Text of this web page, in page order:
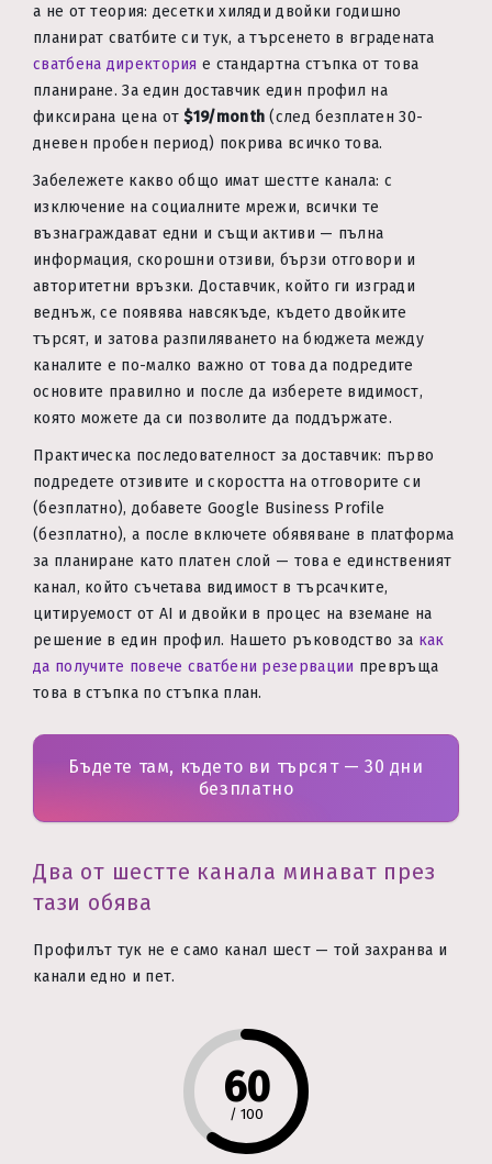
а не от теория: десетки хиляди двойки годишно
планират сватбите си тук, а търсенето в вградената
сватбена директория е стандартна стъпка от това
планиране. За един доставчик един профил на
фиксирана цена от$19/month (след безплатен 30-
дневен пробен период) покрива всичко това.
Забележете какво общо имат шестте канала: с
изключение на социалните мрежи, всички те
възнаграждават едни и същи активи — пълна
информация, скорошни отзиви, бързи отговори и
авторитетни връзки. Доставчик, който ги изгради
веднъж, се появява навсякъде, където двойките
търсят, и затова разпиляването на бюджета между
каналите е по-малко важно от това да подредите
основите правилно и после да изберете видимост,
която можете да си позволите да поддържате.
Практическа последователност за доставчик: първо
подредете отзивите и скоростта на отговорите си
(безплатно), добавете Google Business Profile
(безплатно), а после включете обявяване в платформа
за планиране като платен слой — това е единственият
канал, който съчетава видимост в търсачките,
цитируемост от AI и двойки в процес на вземане на
решение в един профил. Нашето ръководство за как
да получите повече сватбени резервации превръща
това в стъпка по стъпка план.
Бъдете там, където ви търсят — 30 дни
безплатно
Два от шестте канала минават през
тази обява
Профилът тук не е само канал шест — той захранва и
канали едно и пет.
60
/ 100